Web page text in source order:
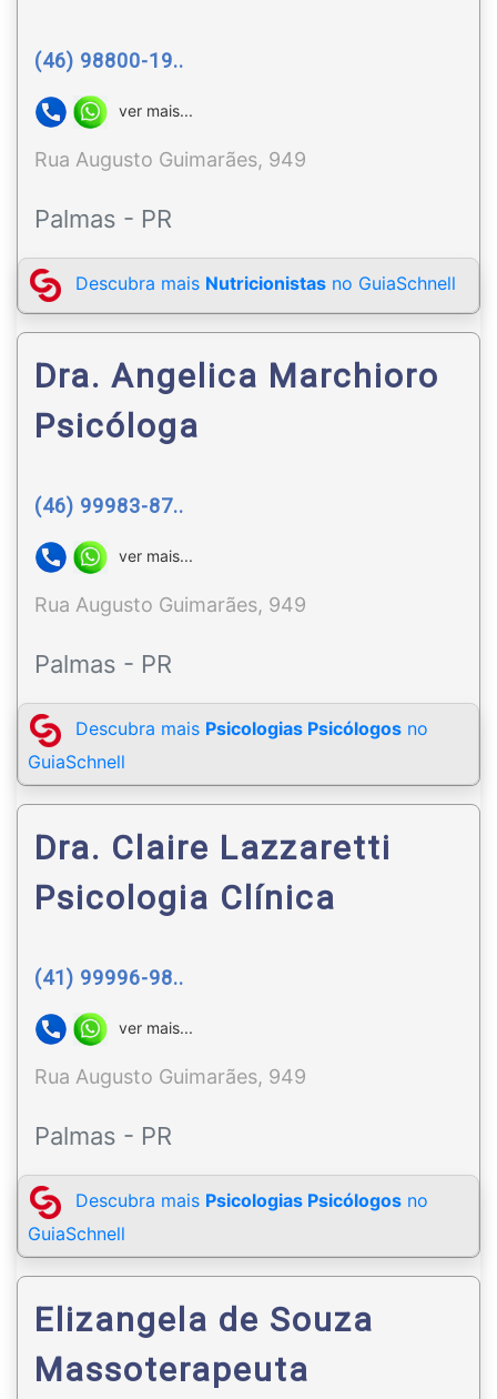
(46) 98800-19..
ver mais...
Rua Augusto Guimarães, 949
Palmas - PR
Descubra mais Nutricionistas no GuiaSchnell
Dra. Angelica Marchioro
Psicóloga
(46) 99983-87..
ver mais...
Rua Augusto Guimarães, 949
Palmas - PR
Descubra mais Psicologias Psicólogos no
GuiaSchnell
Dra. Claire Lazzaretti
Psicologia Clínica
(41) 99996-98..
ver mais...
Rua Augusto Guimarães, 949
Palmas - PR
Descubra mais Psicologias Psicólogos no
GuiaSchnell
Elizangela de Souza
Massoterapeuta